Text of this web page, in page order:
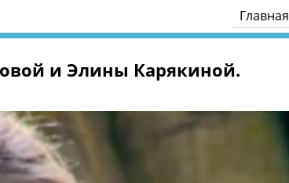
Главная
и Элины Карякиной.